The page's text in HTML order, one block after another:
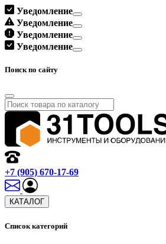
Уведомление
Уведомление
Уведомление
Уведомление
Поиск по сайту
+7 (905) 670-17-69
КАТАЛОГ
Список категорий